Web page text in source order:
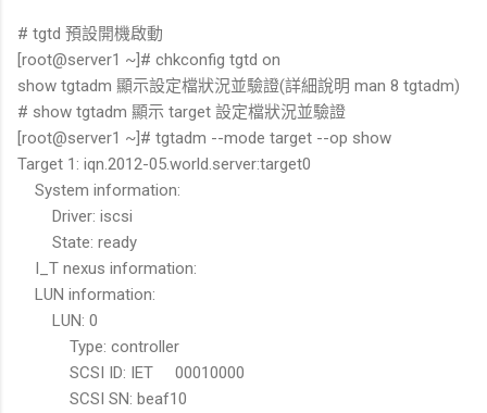
# tgtd 預設開機啟動
[root@server1 ~]# chkconfig tgtd on
show tgtadm 顯示設定檔狀況並驗證(詳細說明 man 8 tgtadm)
# show tgtadm 顯示 target 設定檔狀況並驗證
[root@server1 ~]# tgtadm --mode target --op show
Target 1: iqn.2012-05.world.server:target0
System information:
Driver: iscsi
State: ready
I_T nexus information:
LUN information:
LUN: 0
Type: controller
SCSI ID: IET 00010000
SCSI SN: beaf10